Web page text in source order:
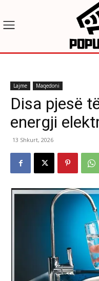
Lajme Maqedoni
Disa pjesë
energji
13 Shkurt, 2026